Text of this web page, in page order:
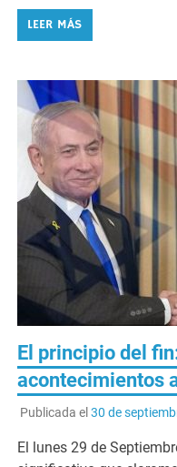
LEER MÁS
El principio del
acontecimientos
Publicada el 30 de
El lunes 29 de